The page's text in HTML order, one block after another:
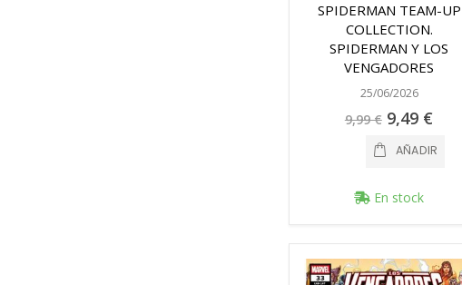
SPIDERMAN TEAM-UP
COLLECTION.
SPIDERMAN Y LOS
VENGADORES
25/06/2026
9,99 € Precio
especial
9,49 €
AÑADIR
En stock